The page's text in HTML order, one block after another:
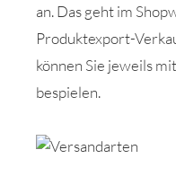
an. Das geht im
Produktexport-
können Sie jeweils
bespielen.